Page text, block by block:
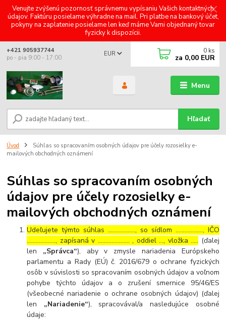
Venujte zvýšenú pozornosť správnemu vypísaniu Vašich kontaktných
údajov. Faktúru posielame výhradne na mail. Pri platbe na bankový účet,
pokyny na zaplatenie posielame len keď máme Vami objednaný tovar
fyzicky k dispozícii.
Menu
EUR
Hľadať
+421 905937744
po - pia 9:00 - 17:00
0 ks
za 0,00 EUR
Úvod
Súhlas so spracovaním osobných údajov pre účely rozosielky e-
mailových obchodných oznámení
Súhlas so spracovaním osobných
údajov pre účely rozosielky e-
mailových obchodných oznámení
Udeľujete týmto súhlas ……………..., so sídlom ………………, IČO
………………., zapísaná v ………………… , oddiel …, vložka ….. (ďalej
len „Správca“), aby v zmysle nariadenia Európskeho
parlamentu a Rady (EÚ) č. 2016/679 o ochrane fyzických
osôb v súvislosti so spracovaním osobných údajov a voľnom
pohybe týchto údajov a o zrušení smernice 95/46/ES
(všeobecné nariadenie o ochrane osobných údajov) (ďalej
len „Nariadenie“), spracovával/a nasledujúce osobné
údaje: